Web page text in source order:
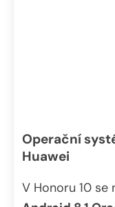
Operační
Huawei
V Honoru 10 se